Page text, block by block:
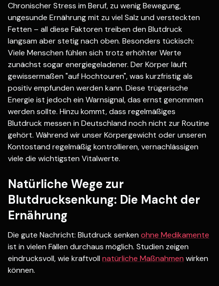
Chronischer Stress im Beruf, zu wenig Bewegung,
ungesunde Ernährung mit zu viel Salz und versteckten
Fetten – all diese Faktoren treiben den Blutdruck
langsam aber stetig nach oben. Besonders tückisch:
Viele Menschen fühlen sich trotz erhöhter Werte
zunächst sogar energiegeladener. Der Körper läuft
gewissermaßen "auf Hochtouren", was kurzfristig als
positiv empfunden werden kann. Diese trügerische
Energie ist jedoch ein Warnsignal, das ernst genommen
werden sollte. Hinzu kommt, dass regelmäßiges
Blutdruck messen in Deutschland noch nicht zur Routine
gehört. Während wir unser Körpergewicht oder unseren
Kontostand regelmäßig kontrollieren, vernachlässigen
viele die wichtigsten Vitalwerte.
Natürliche Wege zur
Blutdrucksenkung: Die Macht der
Ernährung
Die gute Nachricht: Blutdruck senken ohne Medikamente
ist in vielen Fällen durchaus möglich. Studien zeigen
eindrucksvoll, wie kraftvoll natürliche Maßnahmen wirken
können.